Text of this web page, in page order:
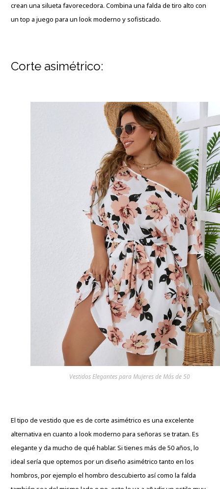
crean una silueta favorecedora. Combina una falda de tiro alto con
un top a juego para un look moderno y sofisticado.
Corte asimétrico:
Vestidos Elegantes para Mujeres de Más de 50
El tipo de vestido que es de corte asimétrico es una excelente
alternativa en cuanto a look moderno para señoras se tratan. Es
elegante y da mucho de qué hablar. Si tienes más de 50 años, lo
ideal sería que optemos por un diseño asimétrico tanto en los
hombros, por ejemplo el hombro descubierto así como la falda